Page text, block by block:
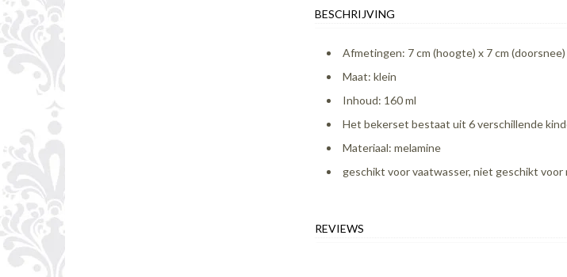
BESCHRIJVING
Afmetingen: 7 cm (hoogte) x 7 cm (doorsnee)
Maat: klein
Inhoud: 160 ml
Het bekerset bestaat uit 6 verschillende
Materiaal: melamine
geschikt voor vaatwasser, niet geschikt voor
REVIEWS